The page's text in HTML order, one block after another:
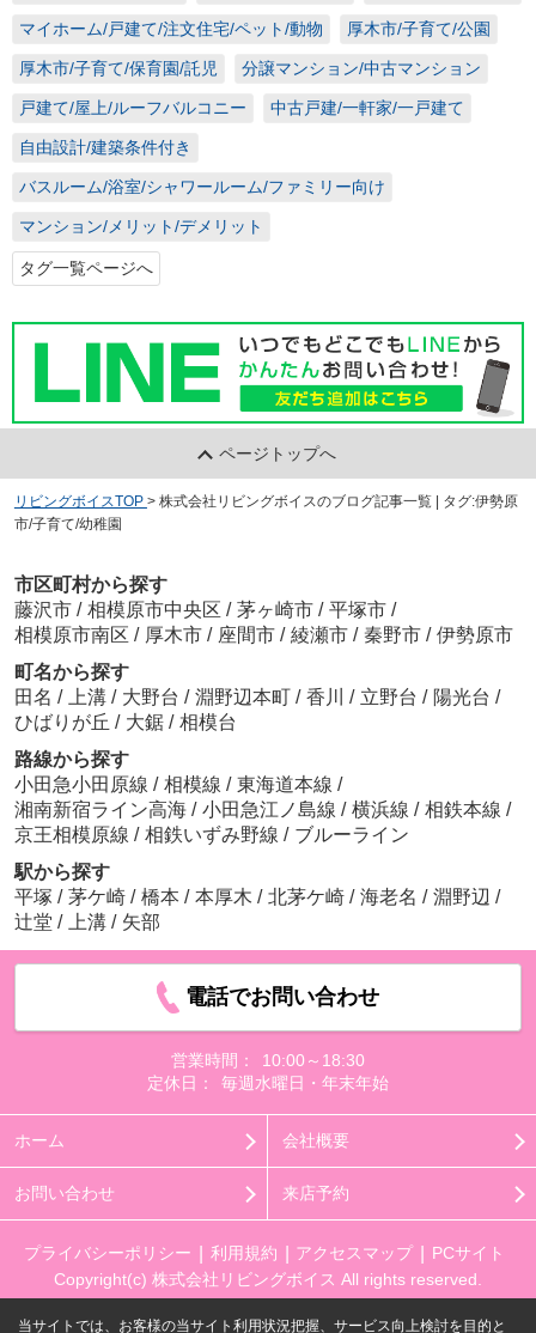
マイホーム/戸建て/注文住宅/ペット/動物 厚木市/子育て/公園
厚木市/子育て/保育園/託児 分譲マンション/中古マンション
戸建て/屋上/ルーフバルコニー 中古戸建/一軒家/一戸建て
自由設計/建築条件付き
バスルーム/浴室/シャワールーム/ファミリー向け
マンション/メリット/デメリット
タグ一覧ページへ
ページトップへ
リビングボイスTOP > 株式会社リビングボイスのブログ記事一覧 | タグ:伊勢原
市/子育て/幼稚園
市区町村から探す
藤沢市 / 相模原市中央区 / 茅ヶ崎市 / 平塚市 /
相模原市南区 / 厚木市 / 座間市 / 綾瀬市 / 秦野市 / 伊勢原市
町名から探す
田名 / 上溝 / 大野台 / 淵野辺本町 / 香川 / 立野台 / 陽光台 /
ひばりが丘 / 大鋸 / 相模台
路線から探す
小田急小田原線 / 相模線 / 東海道本線 /
湘南新宿ライン高海 / 小田急江ノ島線 / 横浜線 / 相鉄本線 /
京王相模原線 / 相鉄いずみ野線 / ブルーライン
駅から探す
平塚 / 茅ケ崎 / 橋本 / 本厚木 / 北茅ケ崎 / 海老名 / 淵野辺 /
辻堂 / 上溝 / 矢部
電話でお問い合わせ
営業時間：
10:00～18:30
定休日：
毎週水曜日・年末年始
ホーム 会社概要
お問い合わせ 来店予約
プライバシーポリシー 利用規約 アクセスマップ
PCサイト
Copyright(c) 株式会社リビングボイス All rights reserved.
当サイトでは、お客様の当サイト利用状況把握、サービス向上検討を目的と